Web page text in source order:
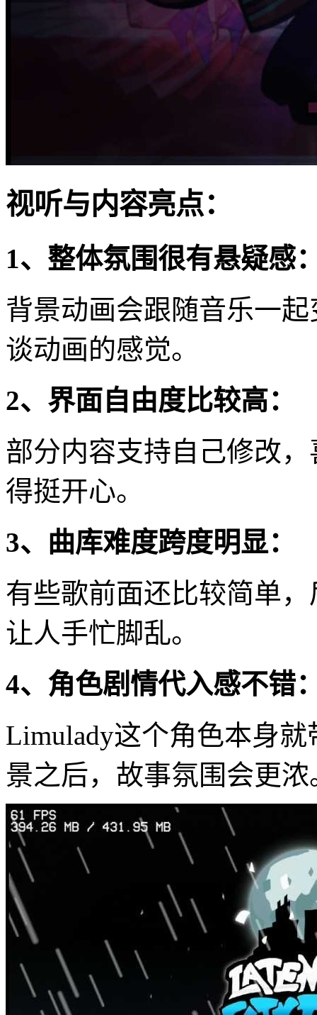
视听与内容亮点：
1、整体氛围很有悬疑感
背景动画会跟随音乐一
谈动画的感觉。
2、界面自由度比较高：
部分内容支持自己修改
得挺开心。
3、曲库难度跨度明显：
有些歌前面还比较简单
让人手忙脚乱。
4、角色剧情代入感不错
Limulady这个角色本身
景之后，故事氛围会更浓